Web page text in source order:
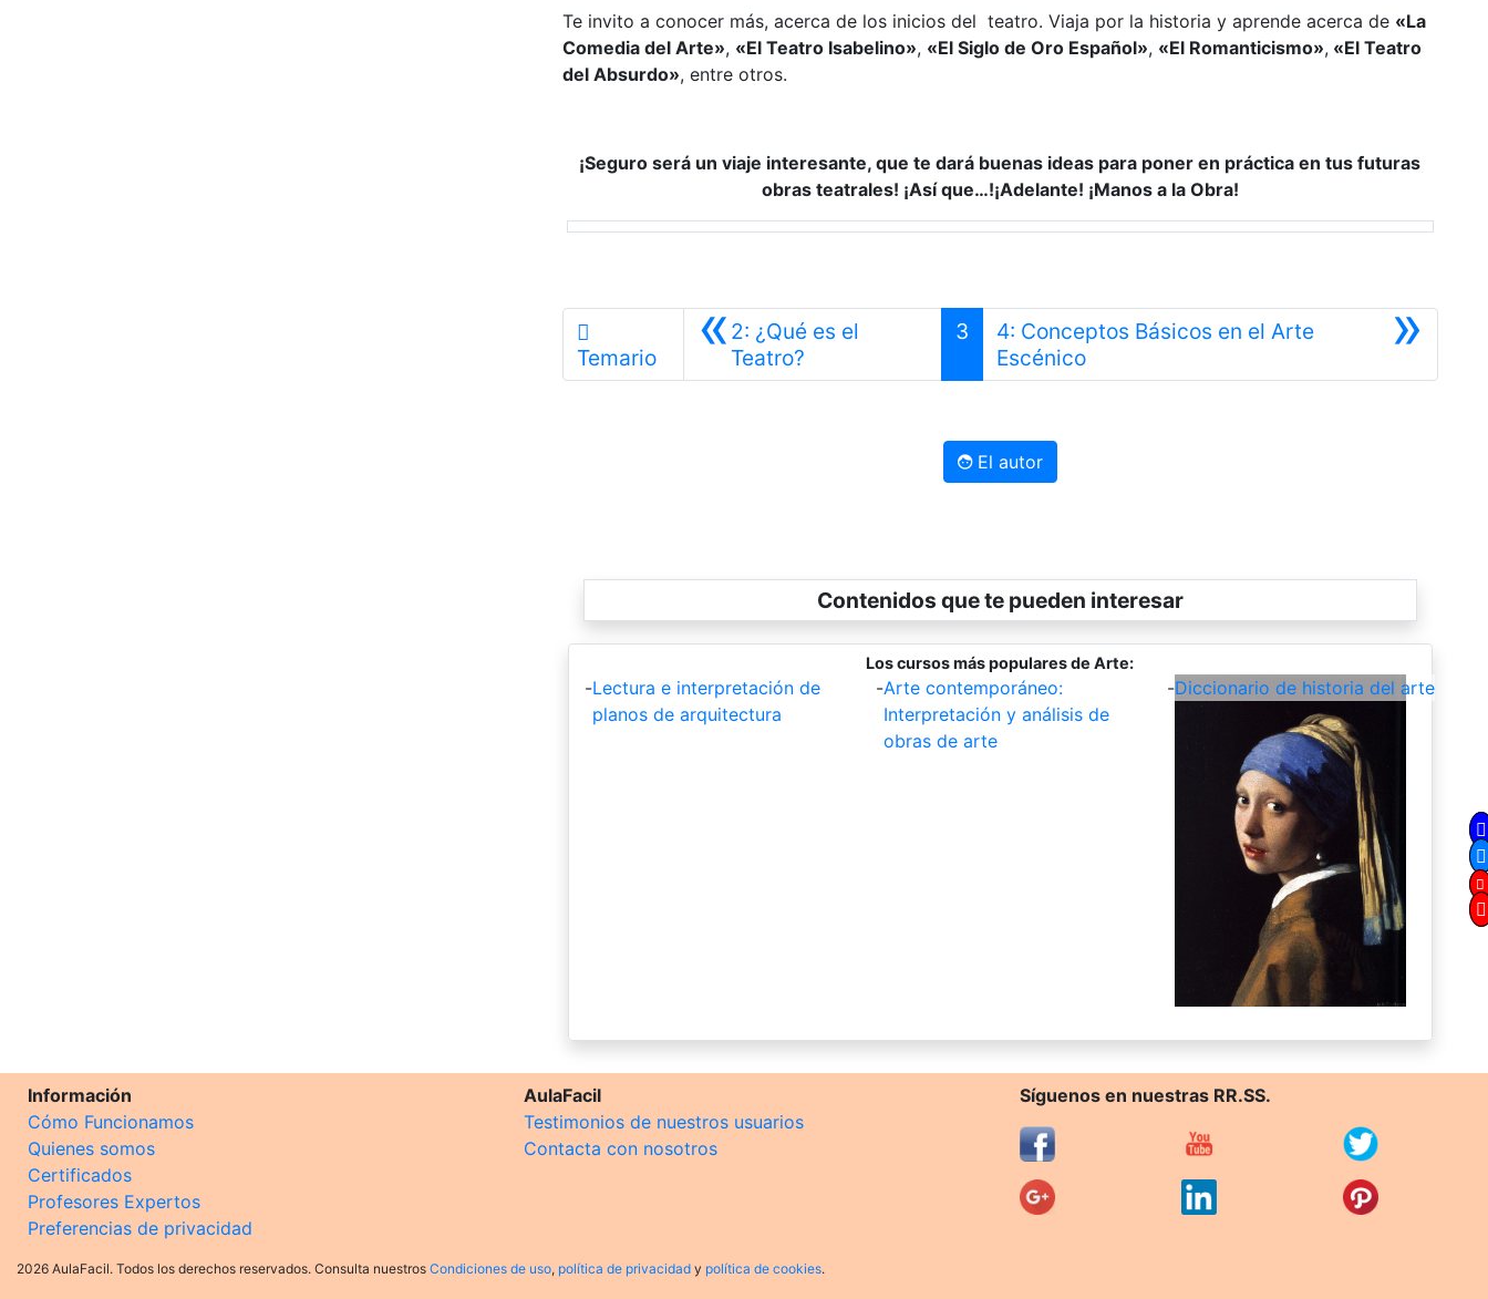
Te invito a conocer más, acerca de los inicios del teatro. Viaja por la historia y aprende acerca de «La
Comedia del Arte», «El Teatro Isabelino», «El Siglo de Oro Español», «El Romanticismo», «El Teatro
del Absurdo», entre otros.
¡Seguro será un viaje interesante, que te dará buenas ideas para poner en práctica en tus futuras
obras teatrales! ¡Así que…!¡Adelante! ¡Manos a la Obra!
Temario «2: ¿Qué es el
Teatro?
3 »
4: Conceptos Básicos en el Arte
EscénicoSiguiente
El autor
Contenidos que te pueden interesar
Los cursos más populares de Arte:
-Lectura e interpretación de
planos de arquitectura
-Arte contemporáneo:
Interpretación y análisis de
obras de arte
-Diccionario de historia del arte
Información
Cómo Funcionamos
Quienes somos
Certificados
Profesores Expertos
Preferencias de privacidad
AulaFacil
Testimonios de nuestros usuarios
Contacta con nosotros
Síguenos en nuestras RR.SS.
2026 AulaFacil. Todos los derechos reservados. Consulta nuestros Condiciones de uso, política de privacidad y política de cookies.